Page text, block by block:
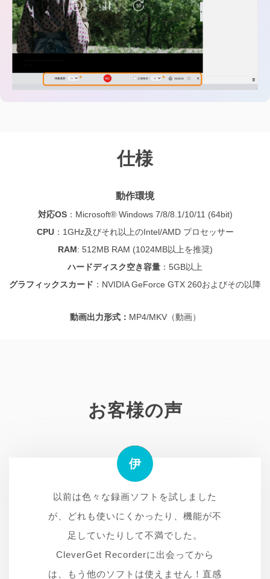
仕様
動作環境
対応OS： Microsoft® Windows 7/8/8.1/10/11 (64bit)
CPU： 1GHz及びそれ以上のIntel/AMD プロセッサー
RAM: 512MB RAM (1024MB以上を推奨)
ハードディスク空き容量 ： 5GB以上
グラフィックスカード ：NVIDIA GeForce GTX 260およびその以降
動画出力形式： MP4/MKV（動画）
お客様の声
伊
好きなYouTuberの動画をまとめて保存
したくて、このソフトを使ってみまし
た。操作が簡単で、すぐに録画できまし
た。4Kの高画質で録画できるのも嬉し
いです。内蔵ブラウザで動画を探して、
イ
仕事で画面録画が必要になり、無料のソ
フトを色々試しましたが、CleverGet
Recorderが一番使いやすかったです。
特に、録画範囲を自動で認識してくれる
機能が便利。プレゼン資料作成が捗りま
伊
以前は色々な録画ソフトを試しました
が、どれも使いにくかったり、機能が不
足していたりして不満でした。
CleverGet Recorderに出会ってから
は、もう他のソフトは使えません！直感
あ
趣味で動画編集をしていて、YouTubeの
動画を参考にすることが多いのですが、
CleverGet Recorderのおかげでオフラ
インでも見れるようになりました！広告
なしで録画できるのも嬉しいポイント。